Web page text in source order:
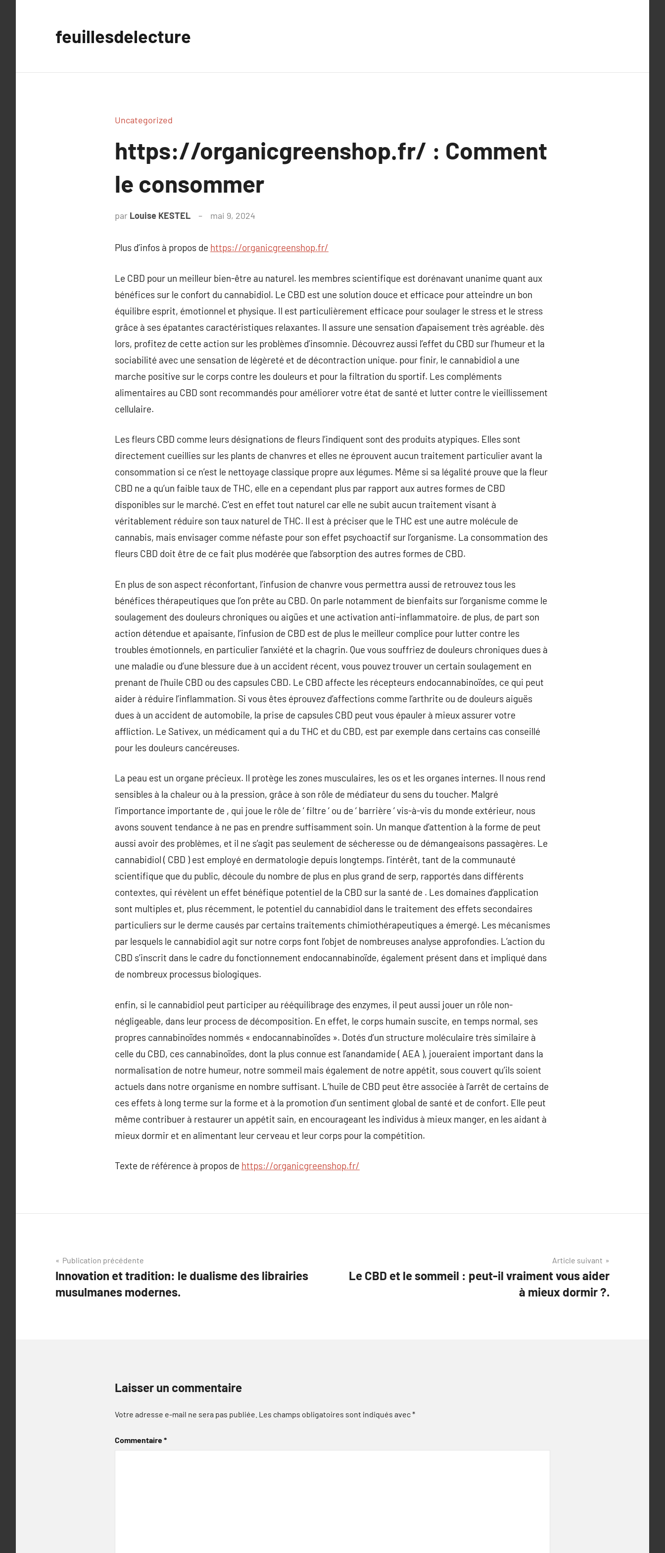
feuillesdelecture
Uncategorized
https://organicgreenshop.fr/ : Comment
le consommer
par Louise KESTEL mai 9, 2024
Plus d’infos à propos de https://organicgreenshop.fr/
Le CBD pour un meilleur bien-être au naturel. les membres scientifique est dorénavant unanime quant aux
bénéfices sur le confort du cannabidiol. Le CBD est une solution douce et efficace pour atteindre un bon
équilibre esprit, émotionnel et physique. Il est particulièrement efficace pour soulager le stress et le stress
grâce à ses épatantes caractéristiques relaxantes. Il assure une sensation d’apaisement très agréable. dès
lors, profitez de cette action sur les problèmes d’insomnie. Découvrez aussi l’effet du CBD sur l’humeur et la
sociabilité avec une sensation de légèreté et de décontraction unique. pour finir, le cannabidiol a une
marche positive sur le corps contre les douleurs et pour la filtration du sportif. Les compléments
alimentaires au CBD sont recommandés pour améliorer votre état de santé et lutter contre le vieillissement
cellulaire.
Les fleurs CBD comme leurs désignations de fleurs l’indiquent sont des produits atypiques. Elles sont
directement cueillies sur les plants de chanvres et elles ne éprouvent aucun traitement particulier avant la
consommation si ce n’est le nettoyage classique propre aux légumes. Même si sa légalité prouve que la fleur
CBD ne a qu’un faible taux de THC, elle en a cependant plus par rapport aux autres formes de CBD
disponibles sur le marché. C’est en effet tout naturel car elle ne subit aucun traitement visant à
véritablement réduire son taux naturel de THC. Il est à préciser que le THC est une autre molécule de
cannabis, mais envisager comme néfaste pour son effet psychoactif sur l’organisme. La consommation des
fleurs CBD doit être de ce fait plus modérée que l’absorption des autres formes de CBD.
En plus de son aspect réconfortant, l’infusion de chanvre vous permettra aussi de retrouvez tous les
bénéfices thérapeutiques que l’on prête au CBD. On parle notamment de bienfaits sur l’organisme comme le
soulagement des douleurs chroniques ou aigües et une activation anti-inflammatoire. de plus, de part son
action détendue et apaisante, l’infusion de CBD est de plus le meilleur complice pour lutter contre les
troubles émotionnels, en particulier l’anxiété et la chagrin. Que vous souffriez de douleurs chroniques dues à
une maladie ou d’une blessure due à un accident récent, vous pouvez trouver un certain soulagement en
prenant de l’huile CBD ou des capsules CBD. Le CBD affecte les récepteurs endocannabinoïdes, ce qui peut
aider à réduire l’inflammation. Si vous êtes éprouvez d’affections comme l’arthrite ou de douleurs aiguës
dues à un accident de automobile, la prise de capsules CBD peut vous épauler à mieux assurer votre
affliction. Le Sativex, un médicament qui a du THC et du CBD, est par exemple dans certains cas conseillé
pour les douleurs cancéreuses.
La peau est un organe précieux. Il protège les zones musculaires, les os et les organes internes. Il nous rend
sensibles à la chaleur ou à la pression, grâce à son rôle de médiateur du sens du toucher. Malgré
l’importance importante de , qui joue le rôle de ‘ filtre ‘ ou de ‘ barrière ‘ vis-à-vis du monde extérieur, nous
avons souvent tendance à ne pas en prendre suffisamment soin. Un manque d’attention à la forme de peut
aussi avoir des problèmes, et il ne s’agit pas seulement de sécheresse ou de démangeaisons passagères. Le
cannabidiol ( CBD ) est employé en dermatologie depuis longtemps. l’intérêt, tant de la communauté
scientifique que du public, découle du nombre de plus en plus grand de serp, rapportés dans différents
contextes, qui révèlent un effet bénéfique potentiel de la CBD sur la santé de . Les domaines d’application
sont multiples et, plus récemment, le potentiel du cannabidiol dans le traitement des effets secondaires
particuliers sur le derme causés par certains traitements chimiothérapeutiques a émergé. Les mécanismes
par lesquels le cannabidiol agit sur notre corps font l’objet de nombreuses analyse approfondies. L’action du
CBD s’inscrit dans le cadre du fonctionnement endocannabinoïde, également présent dans et impliqué dans
de nombreux processus biologiques.
enfin, si le cannabidiol peut participer au rééquilibrage des enzymes, il peut aussi jouer un rôle non-
négligeable, dans leur process de décomposition. En effet, le corps humain suscite, en temps normal, ses
propres cannabinoïdes nommés « endocannabinoïdes ». Dotés d’un structure moléculaire très similaire à
celle du CBD, ces cannabinoïdes, dont la plus connue est l’anandamide ( AEA ), joueraient important dans la
normalisation de notre humeur, notre sommeil mais également de notre appétit, sous couvert qu’ils soient
actuels dans notre organisme en nombre suffisant. L’huile de CBD peut être associée à l’arrêt de certains de
ces effets à long terme sur la forme et à la promotion d’un sentiment global de santé et de confort. Elle peut
même contribuer à restaurer un appétit sain, en encourageant les individus à mieux manger, en les aidant à
mieux dormir et en alimentant leur cerveau et leur corps pour la compétition.
Texte de référence à propos de https://organicgreenshop.fr/
Navigation
de
l’article
Publication précédente
Innovation et tradition: le dualisme des librairies
musulmanes modernes.
Article suivant
Le CBD et le sommeil : peut-il vraiment vous aider
à mieux dormir ?.
Laisser un commentaire
Votre adresse e-mail ne sera pas publiée. Les champs obligatoires sont indiqués avec*
Commentaire*